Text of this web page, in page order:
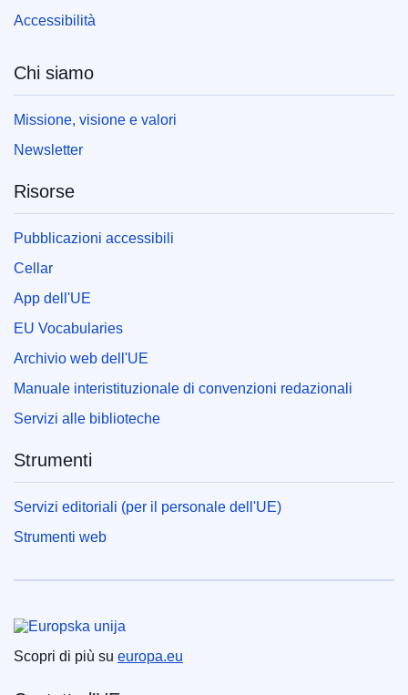
Accessibilità
Chi siamo
Missione, visione e valori
Newsletter
Risorse
Pubblicazioni accessibili
Cellar
App dell'UE
EU Vocabularies
Archivio web dell'UE
Manuale interistituzionale di convenzioni redazionali
Servizi alle biblioteche
Strumenti
Servizi editoriali (per il personale dell'UE)
Strumenti web
Scopri di più su europa.eu